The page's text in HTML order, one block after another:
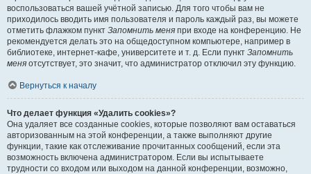
воспользоваться вашей учётной записью. Для того чтобы вам не
приходилось вводить имя пользователя и пароль каждый раз, вы можете
отметить флажком пункт Запомнить меня при входе на конференцию. Не
рекомендуется делать это на общедоступном компьютере, например в
библиотеке, интернет-кафе, университете и т. д. Если пункт Запомнить
меня отсутствует, это значит, что администратор отключил эту функцию.
Вернуться к началу
Что делает функция «Удалить cookies»?
Она удаляет все созданные cookies, которые позволяют вам оставаться
авторизованным на этой конференции, а также выполняют другие
функции, такие как отслеживание прочитанных сообщений, если эта
возможность включена администратором. Если вы испытываете
трудности со входом или выходом на данной конференции, возможно,